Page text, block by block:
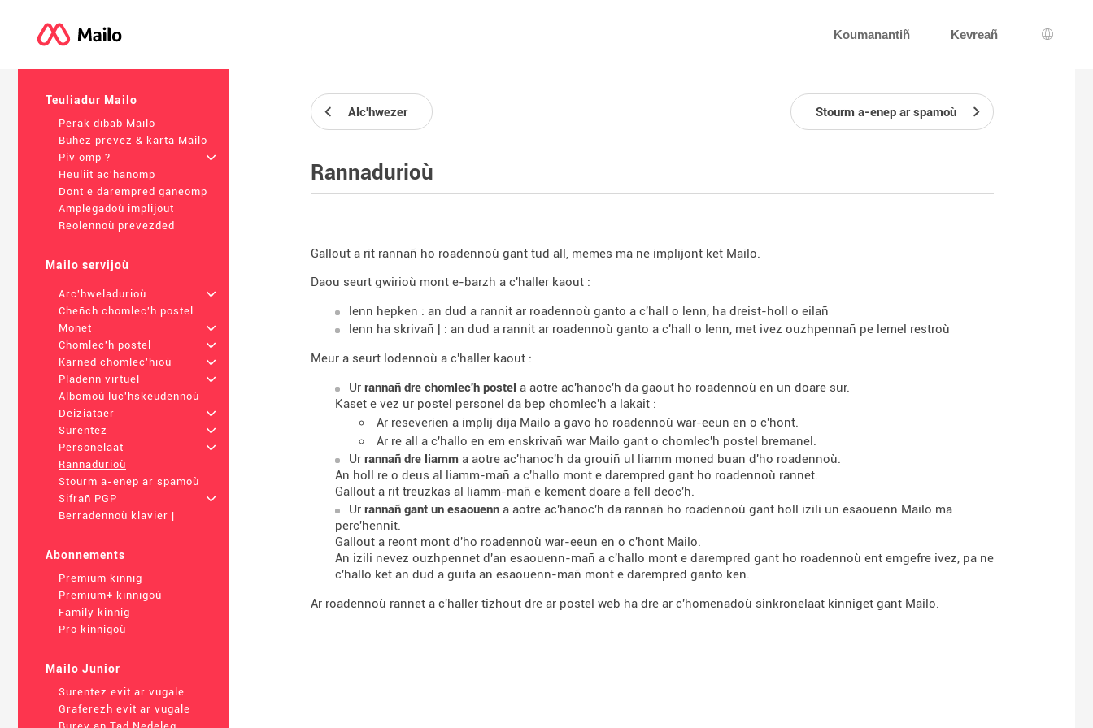
Koumanantiñ Kevreañ
Dibab
Teuliadur Mailo
Perak dibab Mailo
Buhez prevez & karta Mailo
Piv omp ?
+
Heuliit ac'hanomp
Dont e darempred ganeomp
Amplegadoù implijout
Reolennoù prevezded
Mailo servijoù
Arc'hweladurioù
+
Cheñch chomlec'h postel
Monet
+
Chomlec'h postel
+
Karned chomlec'hioù
+
Pladenn virtuel
+
Albomoù luc'hskeudennoù
Deiziataer
+
Surentez
+
Personelaat
+
Rannadurioù
Stourm a-enep ar spamoù
Sifrañ PGP
+
Berradennoù klavier |
Abonnements
Premium kinnig
Premium+ kinnigoù
Family kinnig
Pro kinnigoù
Mailo Junior
Surentez evit ar vugale
Graferezh evit ar vugale
Alc'hwezer Stourm a-enep ar spamoù
Rannadurioù
Gallout a rit rannañ ho roadennoù gant tud all, memes ma ne implijont ket Mailo.
Daou seurt gwirioù mont e-barzh a c'haller kaout :
lenn hepken : an dud a rannit ar roadennoù ganto a c'hall o lenn, ha dreist-holl o eilañ
lenn ha skrivañ | : an dud a rannit ar roadennoù ganto a c'hall o lenn, met ivez ouzhpennañ pe lemel restroù
Meur a seurt lodennoù a c'haller kaout :
Ur rannañ dre chomlec'h postel a aotre ac'hanoc'h da gaout ho roadennoù en un doare sur.
Kaset e vez ur postel personel da bep chomlec'h a lakait :
Ar reseverien a implij dija Mailo a gavo ho roadennoù war-eeun en o c'hont.
Ar re all a c'hallo en em enskrivañ war Mailo gant o chomlec'h postel bremanel.
Ur rannañ dre liamm a aotre ac'hanoc'h da grouiñ ul liamm moned buan d'ho roadennoù.
An holl re o deus al liamm-mañ a c'hallo mont e darempred gant ho roadennoù rannet.
Gallout a rit treuzkas al liamm-mañ e kement doare a fell deoc'h.
Ur rannañ gant un esaouenn a aotre ac'hanoc'h da rannañ ho roadennoù gant holl izili un esaouenn Mailo ma
perc'hennit.
Gallout a reont mont d'ho roadennoù war-eeun en o c'hont Mailo.
An izili nevez ouzhpennet d'an esaouenn-mañ a c'hallo mont e darempred gant ho roadennoù ent emgefre ivez, pa ne
c'hallo ket an dud a guita an esaouenn-mañ mont e darempred ganto ken.
Ar roadennoù rannet a c'haller tizhout dre ar postel web ha dre ar c'homenadoù sinkronelaat kinniget gant Mailo.